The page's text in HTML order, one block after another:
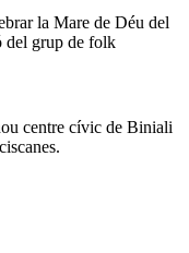
la Mare de Déu del
del grup de folk
centre cívic de Biniali